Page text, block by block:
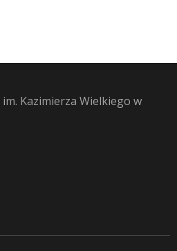
Kazimierza Wielkiego w